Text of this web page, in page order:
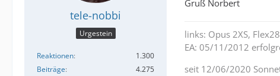
tele-nobbi
Urgestein
Reaktionen
1.300
Beiträge
4.275
Gruß Norbert
links: Opus 2XS,
EA: 05/11/2012
seit 12/06/2020